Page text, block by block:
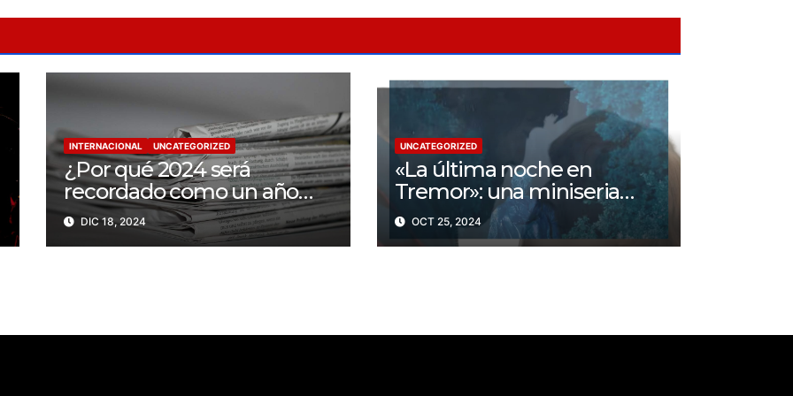
INTERNACIONAL UNCATEGORIZED
¿Por qué 2024 será
recordado como un año
trágico para la libertad de
prensa? Un tercio de los
DIC 18, 2024
UNCATEGORIZED
«La última noche en
Tremor»: una miniseria
psicológica ¿Cuál es su
trama?
OCT 25, 2024